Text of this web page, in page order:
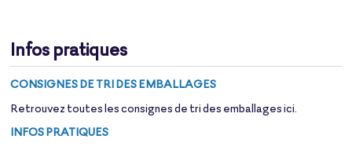
Infos pratiques
CONSIGNES DE TRI DES EMBALLAGES
Retrouvez toutes les consignes de tri des emballagesici
INFOS PRATIQUES